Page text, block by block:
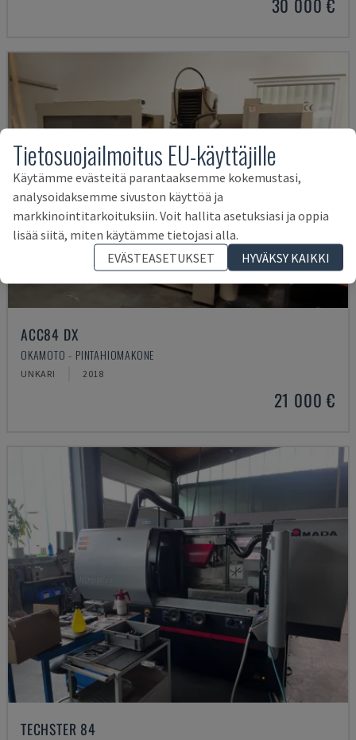
30 000 €
ACC84 DX
OKAMOTO - PINTAHIOMAKONE
UNKARI 2018
21 000 €
TECHSTER 84
Tietosuojailmoitus EU-käyttäjille
Käytämme evästeitä parantaaksemme kokemustasi,
analysoidaksemme sivuston käyttöä ja
markkinointitarkoituksiin. Voit hallita asetuksiasi ja oppia
lisää siitä, miten käytämme tietojasi alla.
EVÄSTEASETUKSET
HYVÄKSY KAIKKI